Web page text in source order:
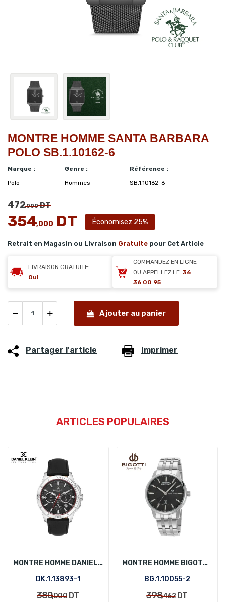
MONTRE HOMME SANTA BARBARA
POLO SB.1.10162-6
Marque :
Polo
Genre :
Hommes
Référence :
SB.1.10162-6
472,000DT
354,000 DT Économisez 25%
Retrait en Magasin ou Livraison Gratuite pour Cet Article
LIVRAISON GRATUITE:
Oui
COMMANDEZ EN LIGNE
OU APPELLEZ LE: 36
36 00 95
Ajouter au panier
Partager l'article Imprimer
ARTICLES POPULAIRES
MONTRE HOMME DANIEL KLEIN DK.1.13893-1
DK.1.13893-1
380,000DT
MONTRE HOMME BIGOTTI BG.1.10055-2
BG.1.10055-2
398,462DT